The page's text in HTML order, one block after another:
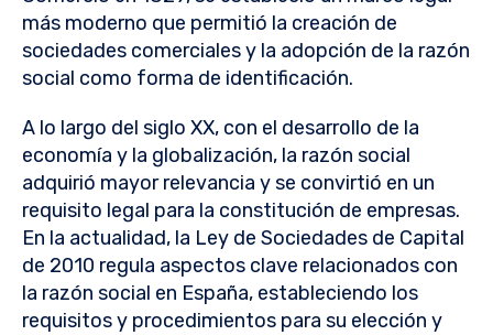
más moderno que permitió la creación de
sociedades comerciales y la adopción de la razón
social como forma de identificación.
A lo largo del siglo XX, con el desarrollo de la
economía y la globalización, la razón social
adquirió mayor relevancia y se convirtió en un
requisito legal para la constitución de empresas.
En la actualidad, la Ley de Sociedades de Capital
de 2010 regula aspectos clave relacionados con
la razón social en España, estableciendo los
requisitos y procedimientos para su elección y